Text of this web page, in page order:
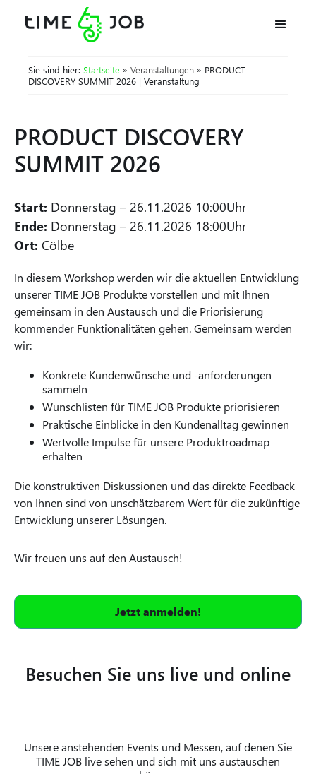
Sie sind hier: Startseite » Veranstaltungen » PRODUCT
DISCOVERY SUMMIT 2026 | Veranstaltung
PRODUCT DISCOVERY
SUMMIT 2026
Start: Donnerstag – 26.11.2026 10:00Uhr
Ende: Donnerstag – 26.11.2026 18:00Uhr
Ort: Cölbe
In diesem Workshop werden wir die aktuellen Entwicklung
unserer TIME JOB Produkte vorstellen und mit Ihnen
gemeinsam in den Austausch und die Priorisierung
kommender Funktionalitäten gehen. Gemeinsam werden
wir:
Konkrete Kundenwünsche und -anforderungen
sammeln
Wunschlisten für TIME JOB Produkte priorisieren
Praktische Einblicke in den Kundenalltag gewinnen
Wertvolle Impulse für unsere Produktroadmap
erhalten
Die konstruktiven Diskussionen und das direkte Feedback
von Ihnen sind von unschätzbarem Wert für die zukünftige
Entwicklung unserer Lösungen.
Wir freuen uns auf den Austausch!
Jetzt anmelden!
Besuchen Sie uns live und online
Unsere anstehenden Events und Messen, auf denen Sie
TIME JOB live sehen und sich mit uns austauschen